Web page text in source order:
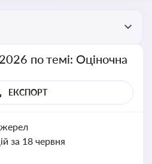
оціночної діяльності
по темі: Оціночна
ЕКСПОРТ
за 18 червня